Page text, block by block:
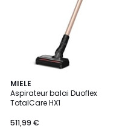
MIELE
Aspirateur balai Duoflex
TotalCare HX1
511,99 €
4,5
/ 5